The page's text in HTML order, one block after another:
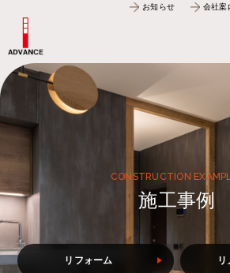
お知らせ 会社案
CONSTRUCTION
施工事例
リフォーム リ